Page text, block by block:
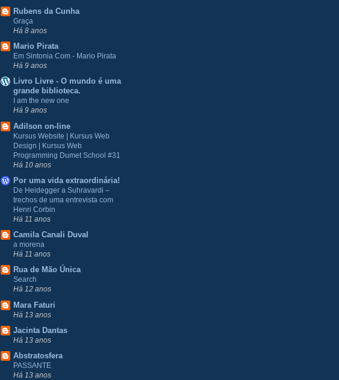
Rubens da Cunha
Graça
Há 8 anos
Mario Pirata
Em Sintonia Com - Mario Pirata
Há 9 anos
Livro Livre - O mundo é uma
grande biblioteca.
I am the new one
Há 9 anos
Adilson on-line
Kursus Website | Kursus Web
Design | Kursus Web
Programming Dumet School #31
Há 10 anos
Por uma vida extraordinária!
De Heidegger a Suhravardi –
trechos de uma entrevista com
Henri Corbin
Há 11 anos
Camila Canali Duval
a morena
Há 11 anos
Rua de Mão Única
Search
Há 12 anos
Mara Faturi
Há 13 anos
Jacinta Dantas
Há 13 anos
Abstratosfera
PASSANTE
Há 13 anos